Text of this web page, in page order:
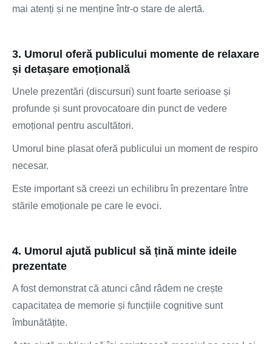
mai atenți și ne menține într-o stare de alertă.
3. Umorul oferă publicului momente de relaxare
și detașare emoțională
Unele prezentări (discursuri) sunt foarte serioase și
profunde și sunt provocatoare din punct de vedere
emoțional pentru ascultători.
Umorul bine plasat oferă publicului un moment de respiro
necesar.
Este important să creezi un echilibru în prezentare între
stările emoționale pe care le evoci.
4. Umorul ajută publicul să țină minte ideile
prezentate
A fost demonstrat că atunci când râdem ne crește
capacitatea de memorie și funcțiile cognitive sunt
îmbunătățite.